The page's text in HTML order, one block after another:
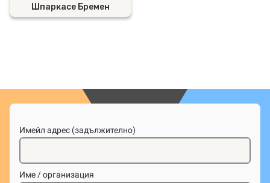
Шпаркасе Бремен
Имейл адрес (задължително)
Име / организация